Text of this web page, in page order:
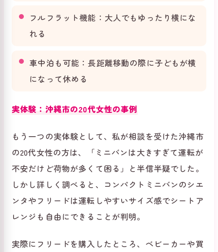
フルフラット機能：大人でもゆったり横にな
れる
車中泊も可能：長距離移動の際に子どもが横
になって休める
実体験：沖縄市の20代女性の事例
もう一つの実体験として、私が相談を受けた沖縄市
の20代女性の方は、「ミニバンは大きすぎて運転が
不安だけど荷物が多くて困る」と半信半疑でした。
しかし詳しく調べると、コンパクトミニバンのシエ
ンタやフリードは運転しやすいサイズ感でシートア
レンジも自由にできることが判明。
実際にフリードを購入したところ、ベビーカーや買